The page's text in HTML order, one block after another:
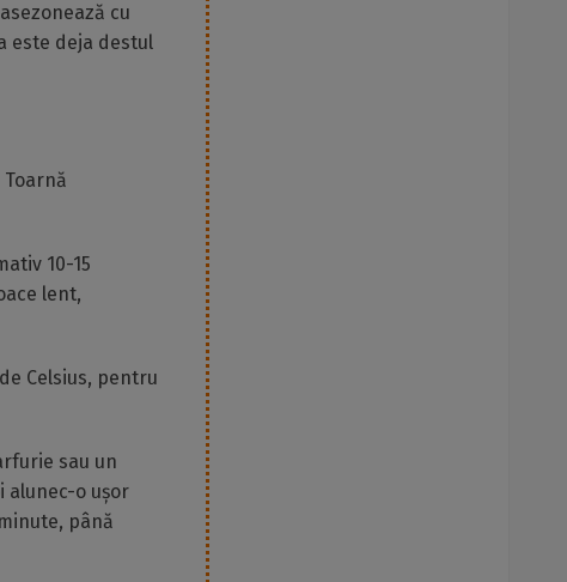
cu
este deja destul
10-15
lent,
Celsius, pentru
sau un
alunec-o ușor
până